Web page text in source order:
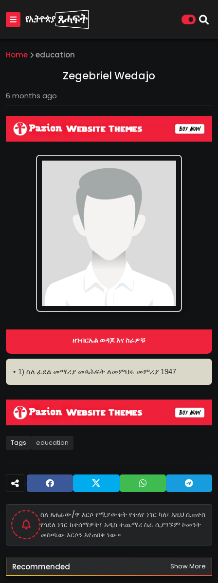
Home education
Zegebriel Wedajo
6 months ago
ዘገብርኤል ወዳጆ እና ስራዎቹ
1) ስለ ፊደል መማሪያ መጻሕፍት ለመምህሩ መምሪያ 1947
Tags education
ስለ ጸሐፊው/ዋ እርሶ የሚያውቁት የተለየ ነገር ካለ፣ እዚህ ሲጠቀስ
የጎደለ ነገር ከተሰማዎት፣ አዲስ ተጨማሪ ስራ ሲያገኙም ኮመንት
መስጫው እርሶን እየጠበቀ ነው።
Recommended Show More